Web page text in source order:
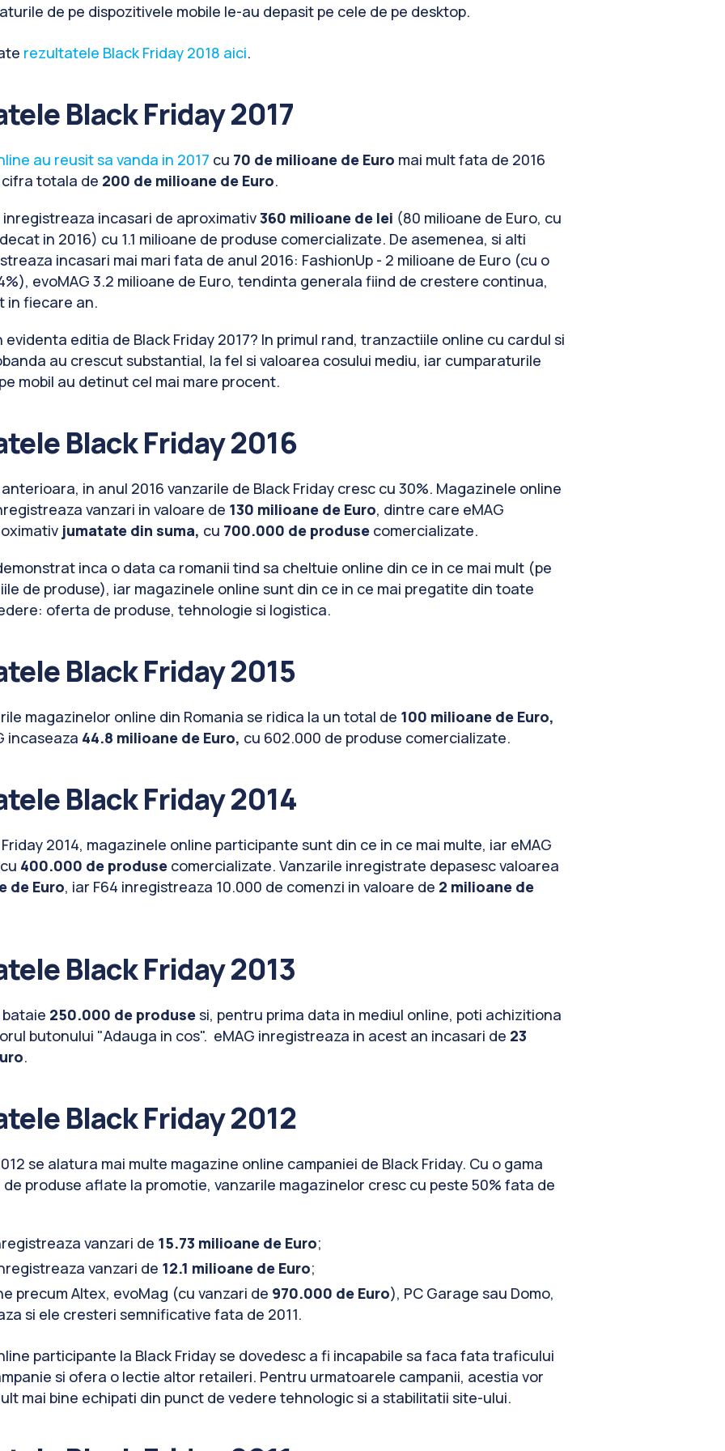
de pe dispozitivele mobile le-au depasit pe cele de pe desktop.
rezultatele Black Friday 2018 aici.
Black Friday 2017
au reusit sa vanda in 2017 cu 70 de milioane de Euro mai mult fata de 2016
totala de 200 de milioane de Euro.
inregistreaza incasari de aproximativ360 milioane de lei (80 milioane de Euro, cu
in 2016) cu 1.1 milioane de produse comercializate. De asemenea, si alti
incasari mai mari fata de anul 2016: FashionUp - 2 milioane de Euro (cu o
evoMAG 3.2 milioane de Euro, tendinta generala fiind de crestere continua,
in fiecare an.
evidenta editia de Black Friday 2017? In primul rand, tranzactiile online cu cardul si
au crescut substantial, la fel si valoarea cosului mediu, iar cumparaturile
mobil au detinut cel mai mare procent.
Black Friday 2016
in anul 2016 vanzarile de Black Friday cresc cu 30%. Magazinele online
vanzari in valoare de 130 milioane de Euro, dintre care eMAG
jumatate din suma, cu 700.000 de produse comercializate.
inca o data ca romanii tind sa cheltuie online din ce in ce mai mult (pe
de produse), iar magazinele online sunt din ce in ce mai pregatite din toate
oferta de produse, tehnologie si logistica.
Black Friday 2015
magazinelor online din Romania se ridica la un total de 100 milioane de Euro,
incaseaza 44.8 milioane de Euro, cu 602.000 de produse comercializate.
Black Friday 2014
2014, magazinele online participante sunt din ce in ce mai multe, iar eMAG
400.000 de produse comercializate. Vanzarile inregistrate depasesc valoarea
de Euro, iar F64 inregistreaza 10.000 de comenzi in valoare de 2 milioane de
Black Friday 2013
bataie 250.000 de produsesi, pentru prima data in mediul online, poti achizitiona
butonului "Adauga in cos". eMAG inregistreaza in acest an incasari de 23
.
Black Friday 2012
se alatura mai multe magazine online campaniei de Black Friday. Cu o gama
de produse aflate la promotie, vanzarile magazinelor cresc cu peste 50% fata de
vanzari de 15.73 milioane de Euro;
vanzari de 12.1 milioane de Euro;
precum Altex, evoMag (cu vanzari de 970.000 de Euro), PC Garage sau Domo,
si ele cresteri semnificative fata de 2011.
participante la Black Friday se dovedesc a fi incapabile sa faca fata traficului
si ofera o lectie altor retaileri. Pentru urmatoarele campanii, acestia vor
mai bine echipati din punct de vedere tehnologic si a stabilitatii site-ului.